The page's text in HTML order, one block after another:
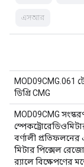
এসআর
MOD09CMG.061
ডিগ্রি CMG
MOD09CMG
বর্ণালী
মিটার পিক্সেল
র‍্যালে বিক্ষেপণের